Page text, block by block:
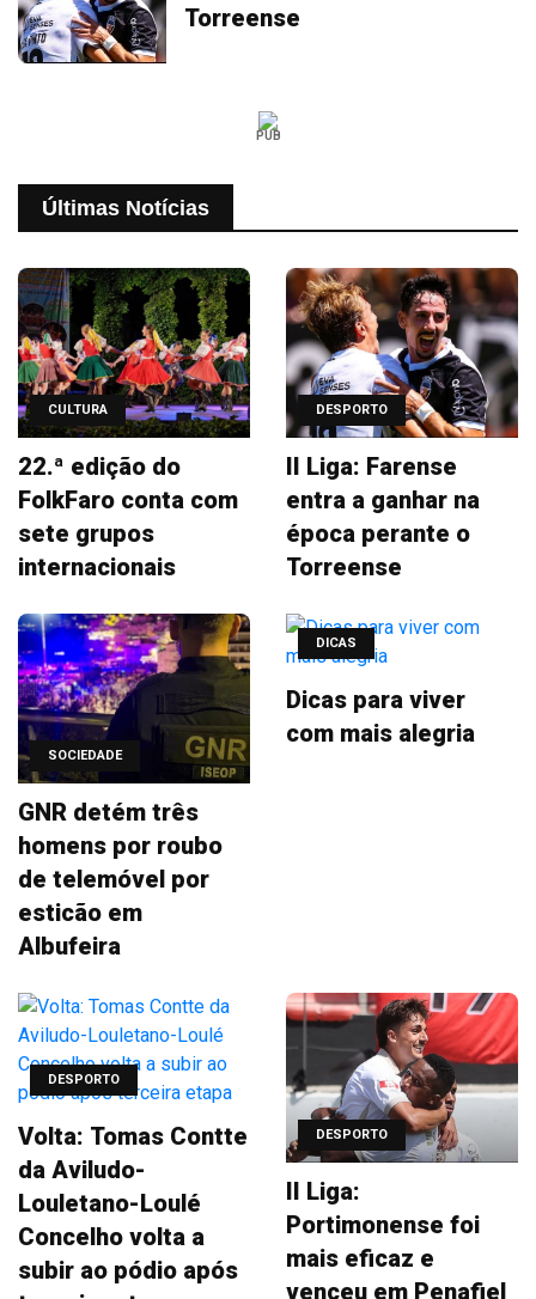
Torreense
PUB
Últimas Notícias
CULTURA
22.ª edição do
FolkFaro conta com
sete grupos
internacionais
DESPORTO
II Liga: Farense
entra a ganhar na
época perante o
Torreense
SOCIEDADE
GNR detém três
homens por roubo
de telemóvel por
esticão em
Albufeira
DICAS
Dicas para viver
com mais alegria
DESPORTO
Volta: Tomas Contte
da Aviludo-
Louletano-Loulé
Concelho volta a
subir ao pódio após
DESPORTO
II Liga:
Portimonense foi
mais eficaz e
venceu em Penafiel